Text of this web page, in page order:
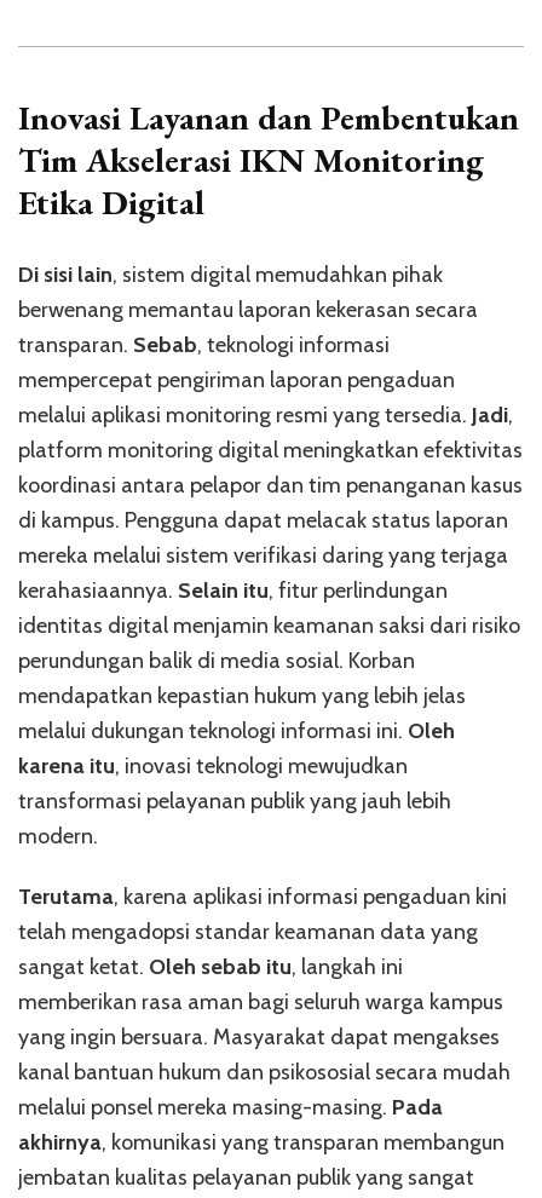
Inovasi Layanan danPembentukan
Tim Akselerasi IKNMonitoring
Etika Digital
Di sisi lain, sistem digital memudahkan pihak
berwenang memantau laporan kekerasan secara
transparan. Sebab, teknologi informasi
mempercepat pengiriman laporan pengaduan
melalui aplikasi monitoring resmi yang tersedia. Jadi,
platform monitoring digital meningkatkan efektivitas
koordinasi antara pelapor dan tim penanganan kasus
di kampus. Pengguna dapat melacak status laporan
mereka melalui sistem verifikasi daring yang terjaga
kerahasiaannya. Selain itu, fitur perlindungan
identitas digital menjamin keamanan saksi dari risiko
perundungan balik di media sosial. Korban
mendapatkan kepastian hukum yang lebih jelas
melalui dukungan teknologi informasi ini. Oleh
karena itu, inovasi teknologi mewujudkan
transformasi pelayanan publik yang jauh lebih
modern.
Terutama, karena aplikasi informasi pengaduan kini
telah mengadopsi standar keamanan data yang
sangat ketat. Oleh sebab itu, langkah ini
memberikan rasa aman bagi seluruh warga kampus
yang ingin bersuara. Masyarakat dapat mengakses
kanal bantuan hukum dan psikososial secara mudah
melalui ponsel mereka masing-masing. Pada
akhirnya, komunikasi yang transparan membangun
jembatan kualitas pelayanan publik yang sangat